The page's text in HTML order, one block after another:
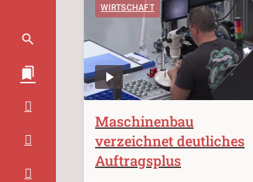
WIRTSCHAFT
Maschinenbau
verzeichnet deutliches
Auftragsplus